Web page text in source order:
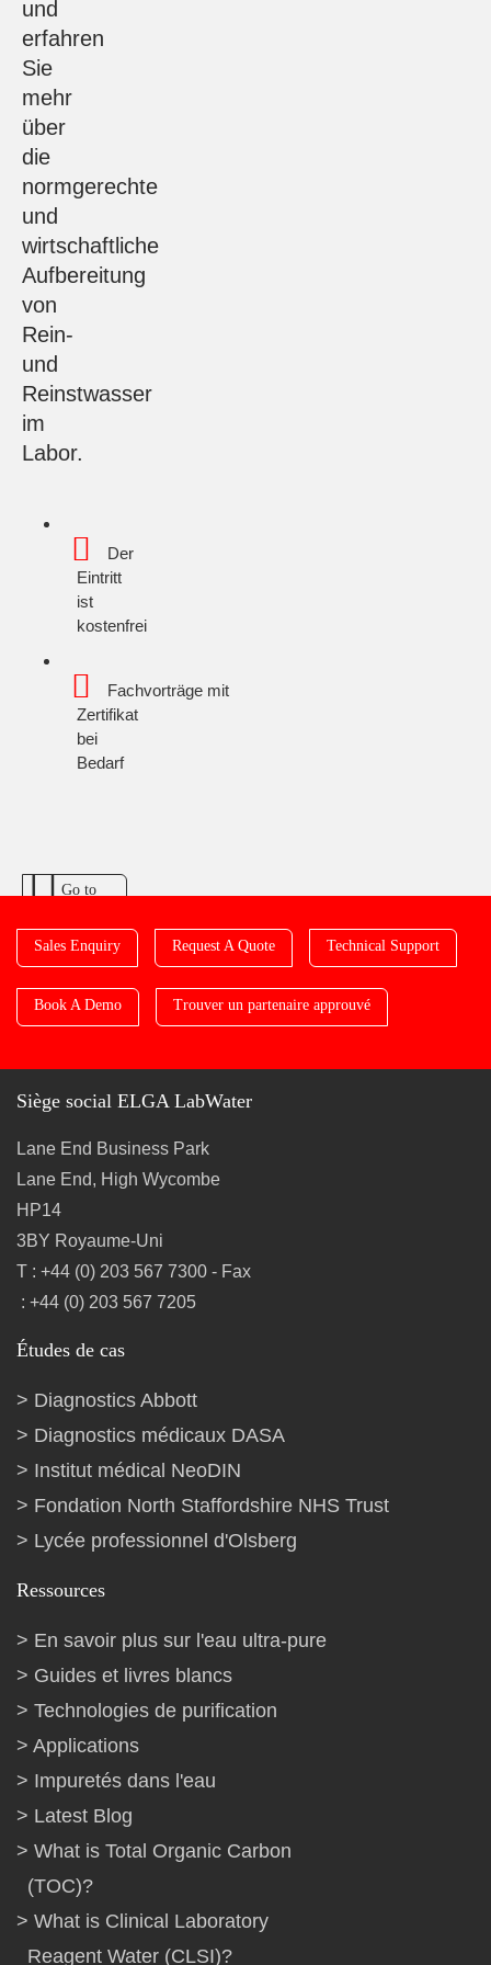
und
erfahren
Sie
mehr
über
die
normgerechte
und
wirtschaftliche
Aufbereitung
von
Rein-
und
Reinstwasser
im
Labor.
Der
Eintritt
ist
kostenfrei
Fachvorträge mit
Zertifikat
bei
Bedarf
Go to
Website
Sales Enquiry
Request A Quote Technical Support
Book A Demo Trouver un partenaire approuvé
Siège social ELGA LabWater
Lane End Business Park
Lane End, High Wycombe
HP14
3BY Royaume-Uni
T : +44 (0) 203 567 7300 - Fax
: +44 (0) 203 567 7205
Études de cas
Diagnostics Abbott
Diagnostics médicaux DASA
Institut médical NeoDIN
Fondation North Staffordshire NHS Trust
Lycée professionnel d'Olsberg
Ressources
En savoir plus sur l'eau ultra-pure
Guides et livres blancs
Technologies de purification
Applications
Impuretés dans l'eau
Latest Blog
What is Total Organic Carbon
(TOC)?
What is Clinical Laboratory
Reagent Water (CLSI)?